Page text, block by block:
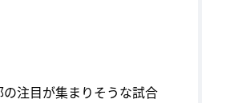
注目が集まりそうな試合